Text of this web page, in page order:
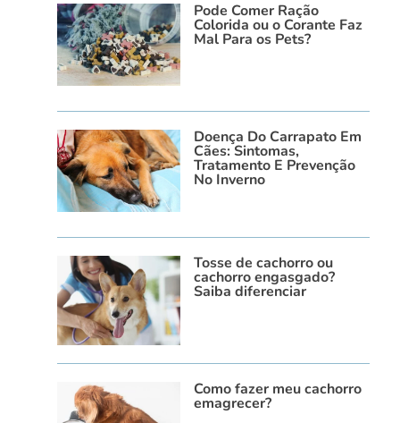
Pode Comer Ração
Colorida ou o Corante Faz
Mal Para os Pets?
Doença Do Carrapato Em
Cães: Sintomas,
Tratamento E Prevenção
No Inverno
Tosse de cachorro ou
cachorro engasgado?
Saiba diferenciar
Como fazer meu cachorro
emagrecer?